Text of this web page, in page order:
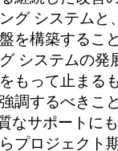
グ システムと
を構築するこ
システムの発
もって止まる
調するべきこと
なサポートに
プロジェクト